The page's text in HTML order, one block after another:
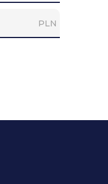
PLN